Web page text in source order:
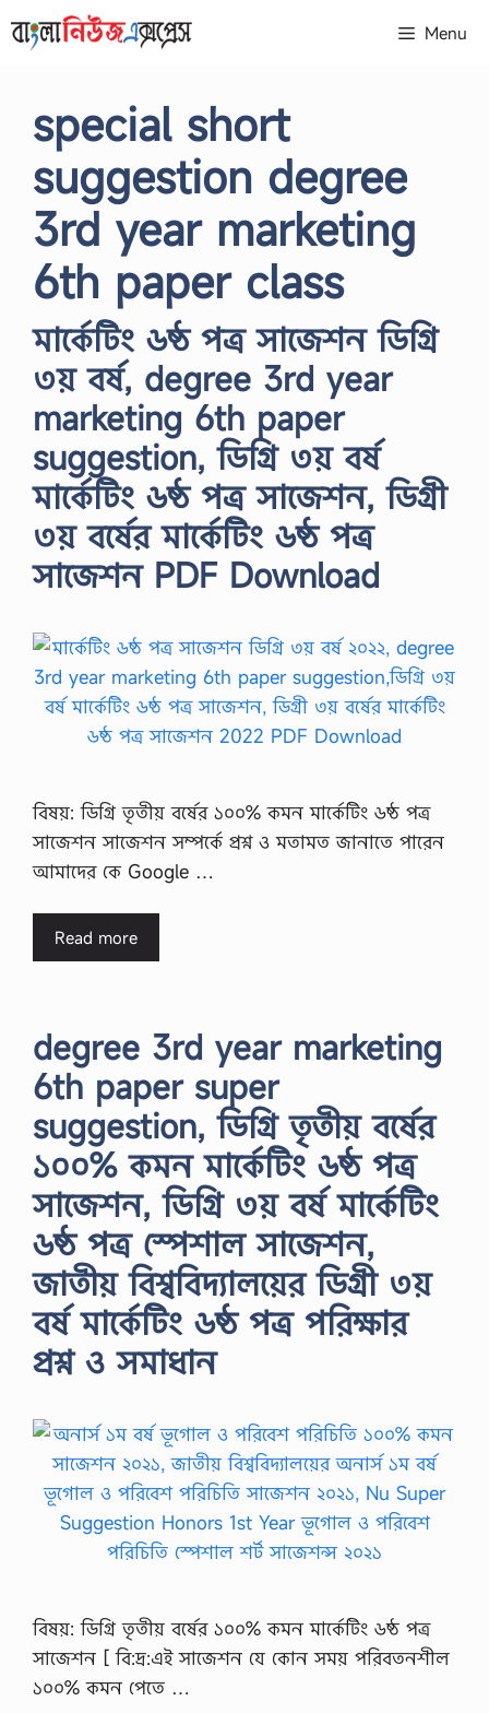
to
Menu
special short
suggestion degree
3rd year marketing
6th paper class
মার্কেটিং ৬ষ্ঠ পত্র সাজেশন ডিগ্রি
৩য় বর্ষ, degree 3rd year
marketing 6th paper
suggestion, ডিগ্রি ৩য় বর্ষ
মার্কেটিং ৬ষ্ঠ পত্র সাজেশন, ডিগ্রী
৩য় বর্ষের মার্কেটিং ৬ষ্ঠ পত্র
সাজেশন PDF Download
বিষয়: ডিগ্রি তৃতীয় বর্ষের ১০০% কমন মার্কেটিং ৬ষ্ঠ পত্র
সাজেশন সাজেশন সম্পর্কে প্রশ্ন ও মতামত জানাতে পারেন
আমাদের কে Google …
Read more
degree 3rd year marketing
6th paper super
suggestion, ডিগ্রি তৃতীয় বর্ষের
১০০% কমন মার্কেটিং ৬ষ্ঠ পত্র
সাজেশন, ডিগ্রি ৩য় বর্ষ মার্কেটিং
৬ষ্ঠ পত্র স্পেশাল সাজেশন,
জাতীয় বিশ্ববিদ্যালয়ের ডিগ্রী ৩য়
বর্ষ মার্কেটিং ৬ষ্ঠ পত্র পরিক্ষার
প্রশ্ন ও সমাধান
বিষয়: ডিগ্রি তৃতীয় বর্ষের ১০০% কমন মার্কেটিং ৬ষ্ঠ পত্র
সাজেশন [ বি:দ্র:এই সাজেশন যে কোন সময় পরিবতনশীল
১০০% কমন পেতে …